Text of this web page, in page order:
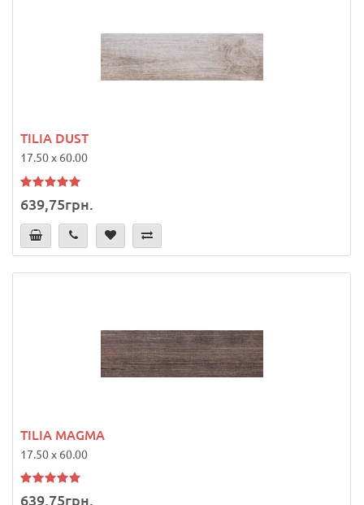
TILIA DUST
17.50 x 60.00
639,75грн.
TILIA MAGMA
17.50 x 60.00
639,75грн.